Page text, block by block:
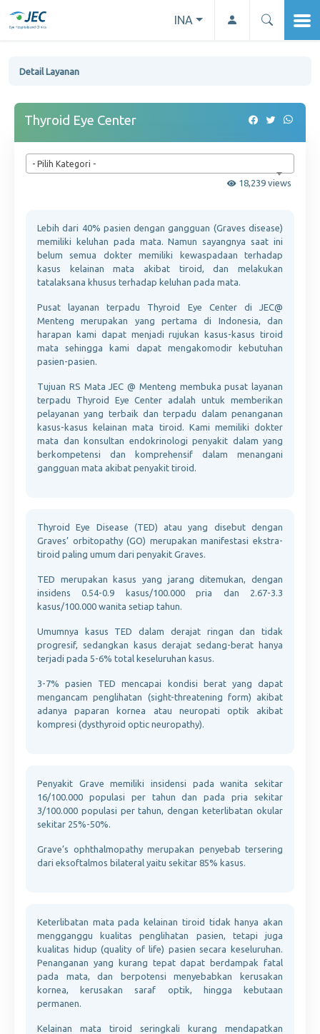
INA
Detail Layanan
Thyroid Eye Center
- Pilih Kategori -
18,239 views
Lebih dari 40% pasien dengan gangguan (Graves disease)
memiliki keluhan pada mata. Namun sayangnya saat ini
belum semua dokter memiliki kewaspadaan terhadap
kasus kelainan mata akibat tiroid, dan melakukan
tatalaksana khusus terhadap keluhan pada mata.
Pusat layanan terpadu Thyroid Eye Center di JEC@
Menteng merupakan yang pertama di Indonesia, dan
harapan kami dapat menjadi rujukan kasus-kasus tiroid
mata sehingga kami dapat mengakomodir kebutuhan
pasien-pasien.
Tujuan RS Mata JEC @ Menteng membuka pusat layanan
terpadu Thyroid Eye Center adalah untuk memberikan
pelayanan yang terbaik dan terpadu dalam penanganan
kasus-kasus kelainan mata tiroid. Kami memiliki dokter
mata dan konsultan endokrinologi penyakit dalam yang
berkompetensi dan komprehensif dalam menangani
gangguan mata akibat penyakit tiroid.
Thyroid Eye Disease (TED) atau yang disebut dengan
Graves’ orbitopathy (GO) merupakan manifestasi ekstra-
tiroid paling umum dari penyakit Graves.
TED merupakan kasus yang jarang ditemukan, dengan
insidens 0.54-0.9 kasus/100.000 pria dan 2.67-3.3
kasus/100.000 wanita setiap tahun.
Umumnya kasus TED dalam derajat ringan dan tidak
progresif, sedangkan kasus derajat sedang-berat hanya
terjadi pada 5-6% total keseluruhan kasus.
3-7% pasien TED mencapai kondisi berat yang dapat
mengancam penglihatan (sight-threatening form) akibat
adanya paparan kornea atau neuropati optik akibat
kompresi (dysthyroid optic neuropathy).
Penyakit Grave memiliki insidensi pada wanita sekitar
16/100.000 populasi per tahun dan pada pria sekitar
3/100.000 populasi per tahun, dengan keterlibatan okular
sekitar 25%-50%.
Grave’s ophthalmopathy merupakan penyebab tersering
dari eksoftalmos bilateral yaitu sekitar 85% kasus.
Keterlibatan mata pada kelainan tiroid tidak hanya akan
mengganggu kualitas penglihatan pasien, tetapi juga
kualitas hidup (quality of life) pasien secara keseluruhan.
Penanganan yang kurang tepat dapat berdampak fatal
pada mata, dan berpotensi menyebabkan kerusakan
kornea, kerusakan saraf optik, hingga kebutaan
permanen.
Kelainan mata tiroid seringkali kurang mendapatkan